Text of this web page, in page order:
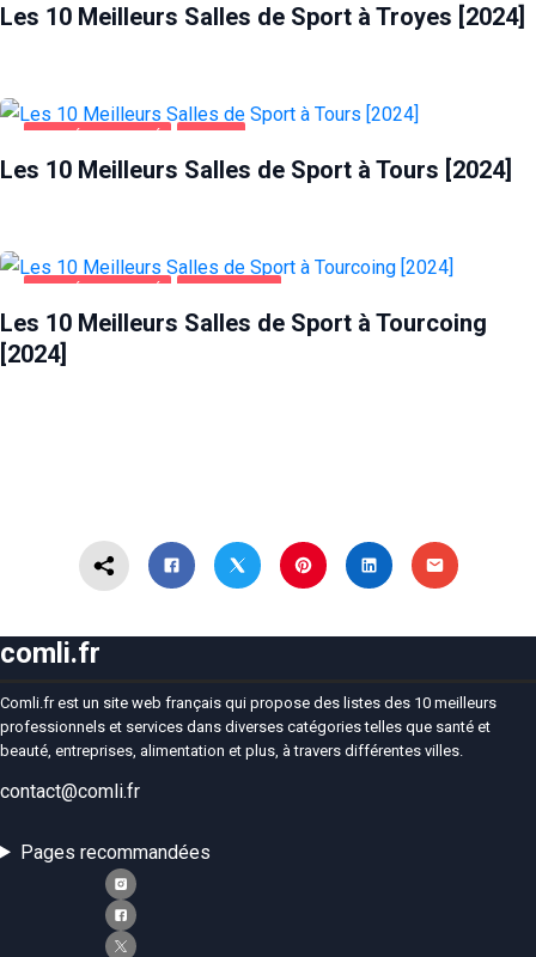
Les 10 Meilleurs Salles de Sport à Troyes [2024]
SANTÉ ET BEAUTÉ TOURS
Les 10 Meilleurs Salles de Sport à Tours [2024]
SANTÉ ET BEAUTÉ TOURCOING
Les 10 Meilleurs Salles de Sport à Tourcoing
[2024]
comli.fr
Comli.fr est un site web français qui propose des listes des 10 meilleurs
professionnels et services dans diverses catégories telles que santé et
beauté, entreprises, alimentation et plus, à travers différentes villes.
contact@comli.fr
Pages recommandées